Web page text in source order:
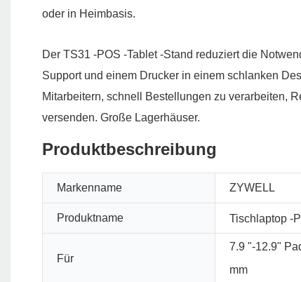
oder in Heimbasis.
Der TS31 -POS -Tablet -Stand reduziert die
Support und einem Drucker in einem schlanken
Mitarbeitern, schnell Bestellungen zu verarbeiten,
versenden. Große Lagerhäuser.
Produktbeschreibung
Markenname ZYWELL
Produktname Tischlaptop -
Für
7.9 "-12.9"
mm